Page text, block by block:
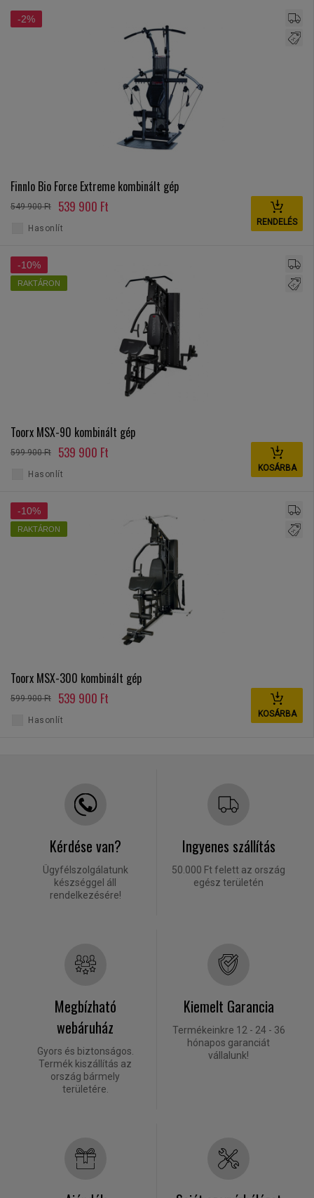
-2%
Finnlo Bio Force Extreme kombinált gép
549 900 Ft 539 900 Ft
RENDELÉS
Hasonlít
-10%
RAKTÁRON
Toorx MSX-90 kombinált gép
599 900 Ft 539 900 Ft
KOSÁRBA
Hasonlít
-10%
RAKTÁRON
Toorx MSX-300 kombinált gép
599 900 Ft 539 900 Ft
KOSÁRBA
Hasonlít
Kérdése van?
Ügyfélszolgálatunk
készséggel áll
rendelkezésére!
Ingyenes szállítás
50.000 Ft felett az ország
egész területén
Megbízható
webáruház
Gyors és biztonságos.
Termék kiszállítás az
ország bármely
területére.
Kiemelt Garancia
Termékeinkre 12 - 24 - 36
hónapos garanciát
vállalunk!